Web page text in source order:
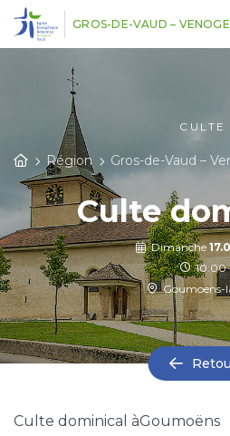
GROS-DE-VAUD – VENOGE
CULTE
Région Gros-de-Vaud –
Culte
Dimanche
10:00
Goumoens-
Culte dominical àGoumoëns
Panneau de gestion des cookies